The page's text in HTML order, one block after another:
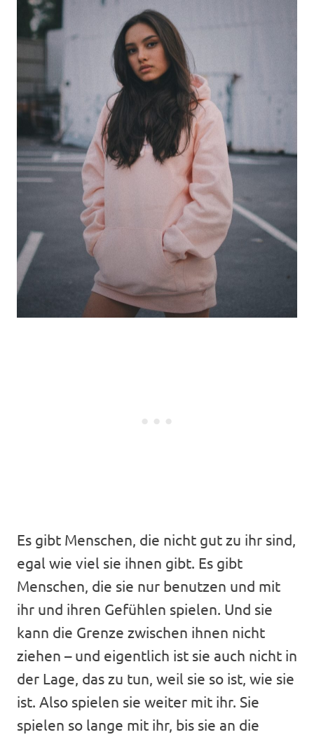
Es gibt Menschen, die nicht gut zu ihr sind,
egal wie viel sie ihnen gibt. Es gibt
Menschen, die sie nur benutzen und mit
ihr und ihren Gefühlen spielen. Und sie
kann die Grenze zwischen ihnen nicht
ziehen – und eigentlich ist sie auch nicht in
der Lage, das zu tun, weil sie so ist, wie sie
ist. Also spielen sie weiter mit ihr. Sie
spielen so lange mit ihr, bis sie an die